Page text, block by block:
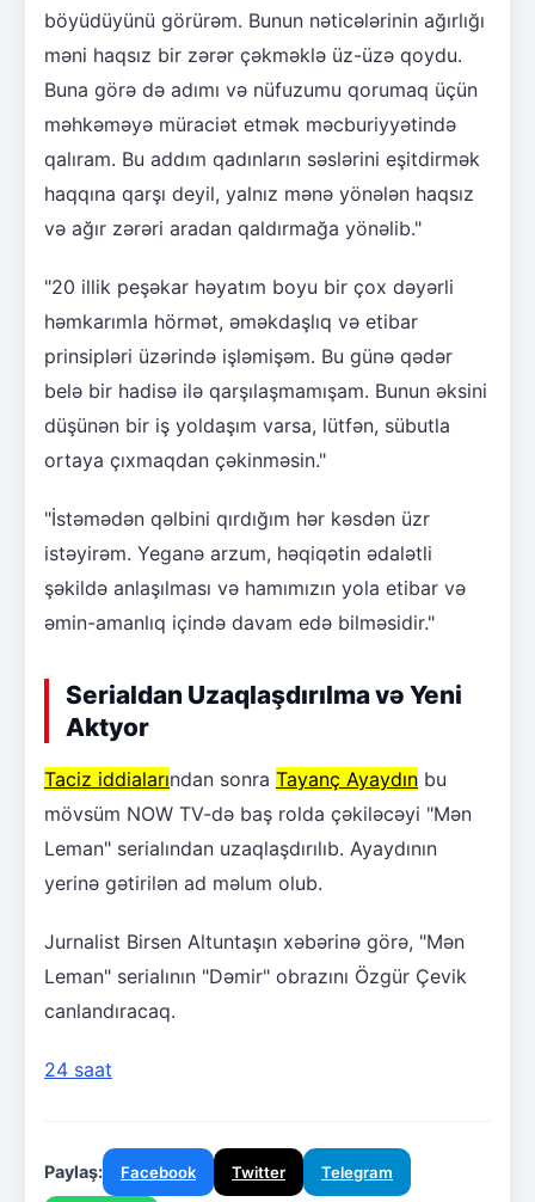
böyüdüyünü görürəm. Bunun nəticələrinin ağırlığı
məni haqsız bir zərər çəkməklə üz-üzə qoydu.
Buna görə də adımı və nüfuzumu qorumaq üçün
məhkəməyə müraciət etmək məcburiyyətində
qalıram. Bu addım qadınların səslərini eşitdirmək
haqqına qarşı deyil, yalnız mənə yönələn haqsız
və ağır zərəri aradan qaldırmağa yönəlib."
"20 illik peşəkar həyatım boyu bir çox dəyərli
həmkarımla hörmət, əməkdaşlıq və etibar
prinsipləri üzərində işləmişəm. Bu günə qədər
belə bir hadisə ilə qarşılaşmamışam. Bunun əksini
düşünən bir iş yoldaşım varsa, lütfən, sübutla
ortaya çıxmaqdan çəkinməsin."
"İstəmədən qəlbini qırdığım hər kəsdən üzr
istəyirəm. Yeganə arzum, həqiqətin ədalətli
şəkildə anlaşılması və hamımızın yola etibar və
əmin-amanlıq içində davam edə bilməsidir."
Serialdan Uzaqlaşdırılma və Yeni
Aktyor
Taciz iddialarından sonra Tayanç Ayaydın bu
mövsüm NOW TV-də baş rolda çəkiləcəyi "Mən
Leman" serialından uzaqlaşdırılıb. Ayaydının
yerinə gətirilən ad məlum olub.
Jurnalist Birsen Altuntaşın xəbərinə görə, "Mən
Leman" serialının "Dəmir" obrazını Özgür Çevik
canlandıracaq.
24 saat
Paylaş: Facebook Twitter Telegram